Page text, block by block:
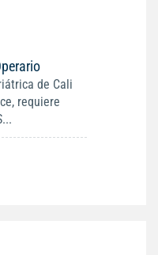
de Cali
requiere